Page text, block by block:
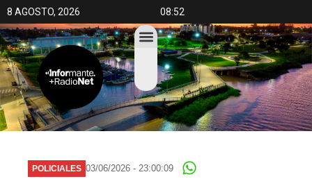
8 AGOSTO, 2026 08:52
POLICIALES 03/06/2026 - 23:00:09